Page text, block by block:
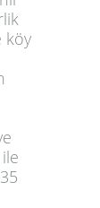
köy